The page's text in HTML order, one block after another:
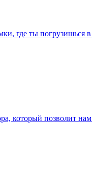
где ты
который позволит